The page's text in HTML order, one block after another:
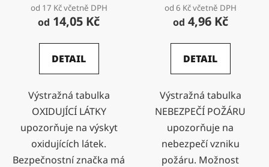
od 17 Kč včetně DPH
od 14,05 Kč
DETAIL
Výstražná tabulka
OXIDUJÍCÍ LÁTKY
upozorňuje na výskyt
oxidujících látek.
Bezpečnostní značka má
od 6 Kč včetně DPH
od 4,96 Kč
DETAIL
Výstražná tabulka
NEBEZPEČÍ POŽÁRU
upozorňuje na
nebezpečí vzniku
požáru. Možnost